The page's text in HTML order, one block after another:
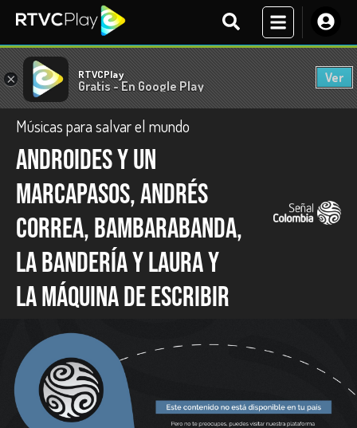
× RTVCPlay
Gratis - En Google Play
Ver
Músicas para salvar el mundo
Androides y un
marcapasos, Andrés
Correa, Bambarabanda,
La Bandería y Laura y
la máquina de escribir